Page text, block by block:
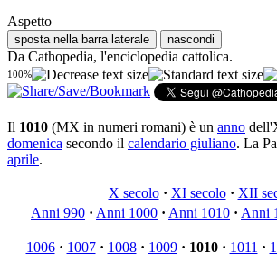
Aspetto
sposta nella barra laterale nascondi
Da Cathopedia, l'enciclopedia cattolica.
100%
Il 1010 (MX in numeri romani) è un anno
domenica secondo il calendario giuliano. La
aprile.
X secolo· XI secolo· XII
Anni 990 · Anni 1000 · Anni 1010 · Anni
1006· 1007· 1008· 1009· 1010· 1011 ·